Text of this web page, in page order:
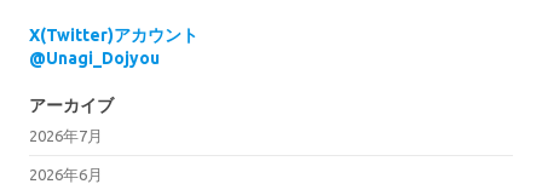
X(Twitter)アカウント
@Unagi_Dojyou
アーカイブ
2026年7月
2026年6月